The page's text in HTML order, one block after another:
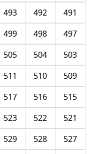
491
492
493
497
498
499
503
504
505
509
510
511
515
516
517
521
522
523
527
528
529